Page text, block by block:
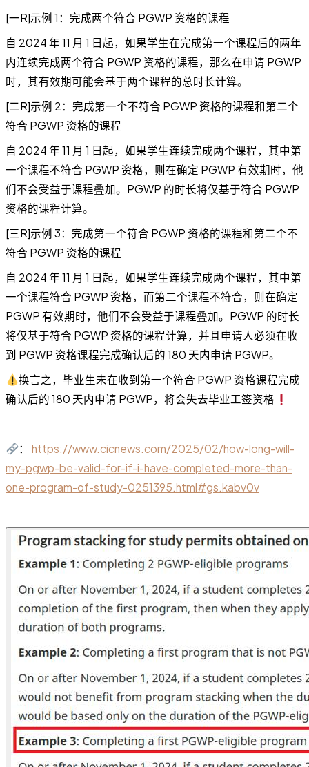
[一R]示例 1：完成两个符合 PGWP 资格的课程
自 2024 年 11 月 1 日起，如果学生在完成第一个课程后的两年
内连续完成两个符合 PGWP 资格的课程，那么在申请 PGWP
时，其有效期可能会基于两个课程的总时长计算。
[二R]示例 2：完成第一个不符合 PGWP 资格的课程和第二个
符合 PGWP 资格的课程
自 2024 年 11 月 1 日起，如果学生连续完成两个课程，其中第
一个课程不符合 PGWP 资格，则在确定 PGWP 有效期时，他
们不会受益于课程叠加。PGWP 的时长将仅基于符合 PGWP
资格的课程计算。
[三R]示例 3：完成第一个符合 PGWP 资格的课程和第二个不
符合 PGWP 资格的课程
自 2024 年 11 月 1 日起，如果学生连续完成两个课程，其中第
一个课程符合 PGWP 资格，而第二个课程不符合，则在确定
PGWP 有效期时，他们不会受益于课程叠加。PGWP 的时长
将仅基于符合 PGWP 资格的课程计算，并且申请人必须在收
到 PGWP 资格课程完成确认后的 180 天内申请 PGWP。
换言之，毕业生未在收到第一个符合 PGWP 资格课程完成
确认后的 180 天内申请 PGWP，将会失去毕业工签资格
：https://www.cicnews.com/2025/02/how-long-will-
my-pgwp-be-valid-for-if-i-have-completed-more-than-
one-program-of-study-0251395.html#gs.kabv0v